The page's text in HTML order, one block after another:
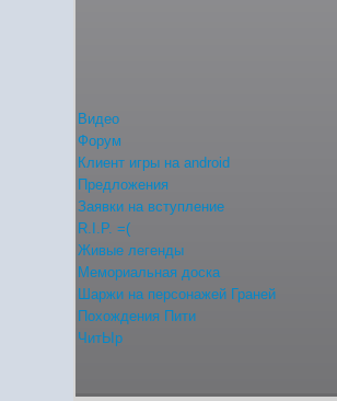
Видео
Форум
Клиент игры на android
Предложения
Заявки на вступление
R.I.P. =(
Живые легенды
Мемориальная доска
Шаржи на персонажей Граней
Похождения Пити
ЧитЫр